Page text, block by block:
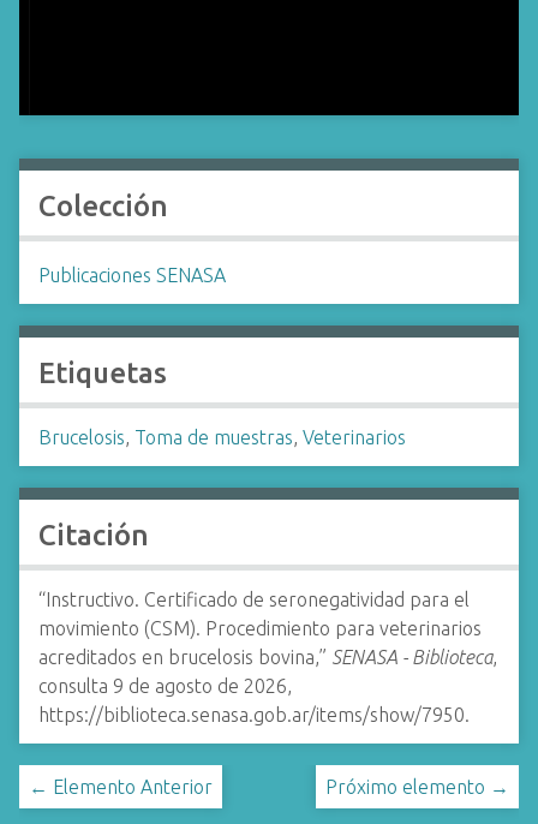
Colección
Publicaciones SENASA
Etiquetas
Brucelosis, Toma de muestras, Veterinarios
Citación
“Instructivo. Certificado de seronegatividad para el
movimiento (CSM). Procedimiento para veterinarios
acreditados en brucelosis bovina,” SENASA - Biblioteca,
consulta 9 de agosto de 2026,
https://biblioteca.senasa.gob.ar/items/show/7950.
← Elemento Anterior Próximo elemento →